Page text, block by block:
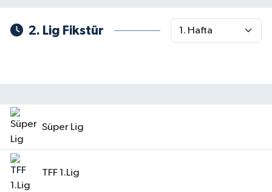
2. Lig Fikstür
Süper Lig
TFF 1.Lig